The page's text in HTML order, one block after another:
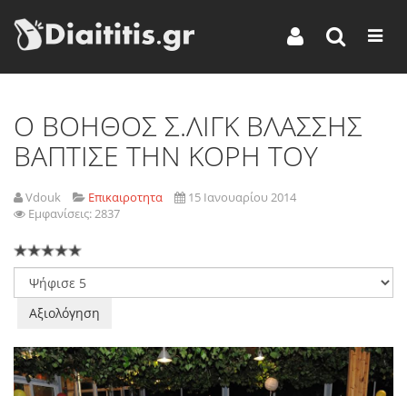
O BΟΗΘΟΣ Σ.ΛΙΓΚ ΒΛΑΣΣΗΣ
ΒΑΠΤΙΣΕ ΤΗΝ ΚΟΡΗ ΤΟΥ
Vdouk Επικαιροτητα
15 Ιανουαρίου 2014
Εμφανίσεις: 2837
Παρακαλώ
αξιολογήστε